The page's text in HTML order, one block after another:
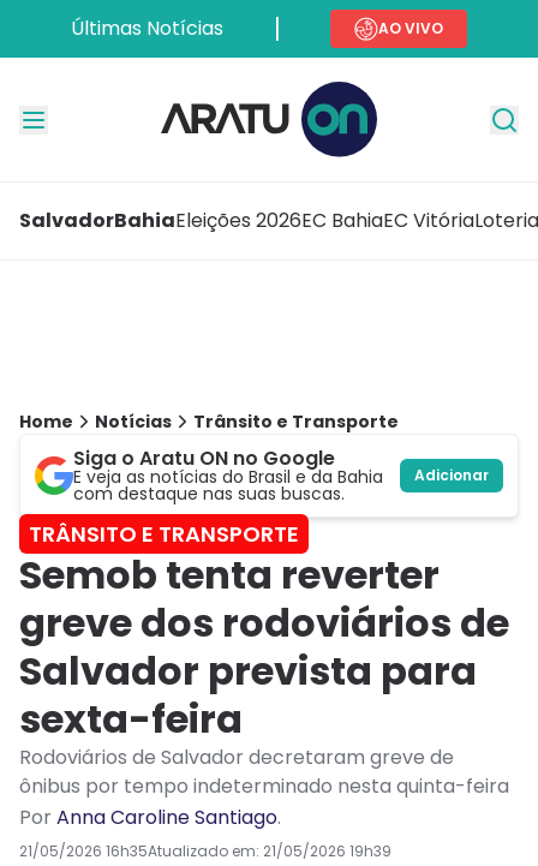
Últimas Notícias AO VIVO
SalvadorBahiaEleições 2026EC BahiaEC Vitória
Home Notícias Trânsito e Transporte
Siga o Aratu ON no Google
E veja as notícias do Brasil e da Bahia
com destaque nas suas buscas.
Adicionar
TRÂNSITO E TRANSPORTE
Semob tenta reverter
greve dos rodoviários de
Salvador prevista para
sexta-feira
Rodoviários de Salvador decretaram greve de
ônibus por tempo indeterminado nesta quinta-feira
PorAnna Caroline Santiago.
21/05/2026 16h35Atualizado em: 21/05/2026 19h39